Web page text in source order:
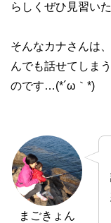
らしくぜひ見習い
そんなカナさんは
んでも話せてしま
のです…(*´ω｀*)
まごきょん